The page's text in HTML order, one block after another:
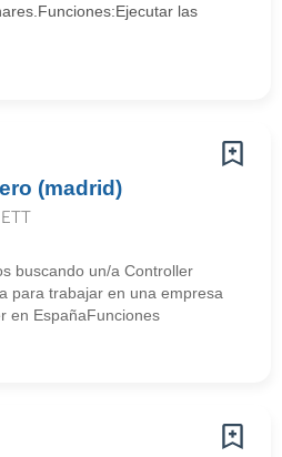
las
(madrid)
buscando un/a Controller
para trabajar en una empresa
en EspañaFunciones